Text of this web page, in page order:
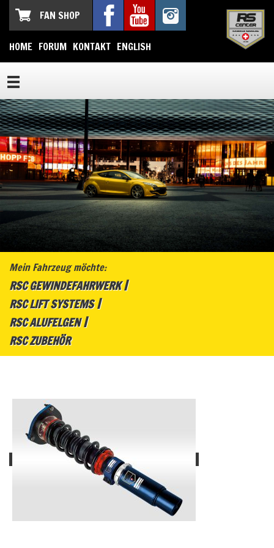
FAN SHOP
HOME FORUM KONTAKT ENGLISH
Mein Fahrzeug möchte:
RSC GEWINDEFAHRWERK
RSC LIFT SYSTEMS
RSC ALUFELGEN
RSC ZUBEHÖR